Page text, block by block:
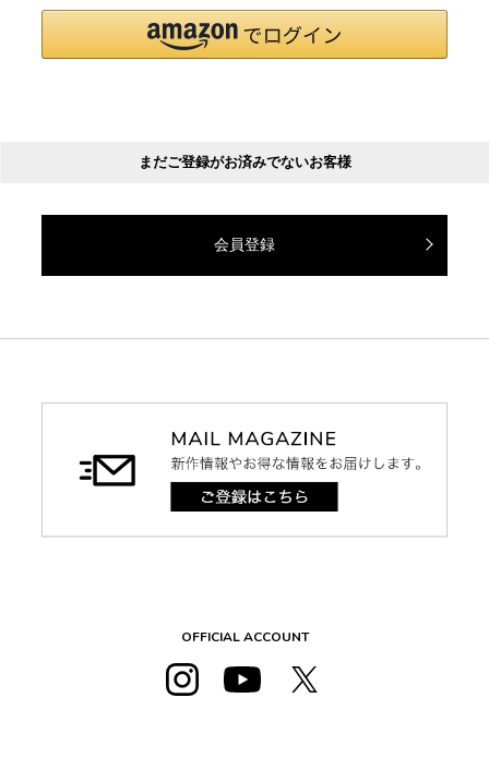
まだご登録がお済みでないお客様
会員登録
OFFICIAL ACCOUNT